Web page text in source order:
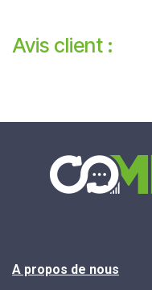
Avis client :
A propos de nous